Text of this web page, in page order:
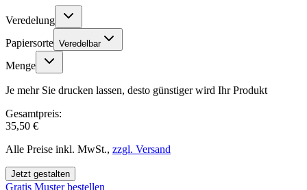
Veredelung
Papiersorte Veredelbar
Menge
Je mehr Sie drucken lassen, desto günstiger wird Ihr Produkt
Gesamtpreis:
35,50 €
Alle Preise inkl. MwSt., zzgl. Versand
Jetzt gestalten
Gratis Muster bestellen